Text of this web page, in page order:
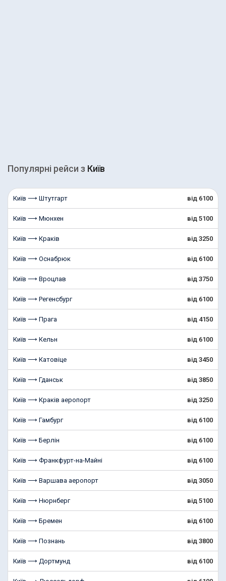
Популярні рейcи з Київ
Київ ⟶ Штутгарт від 6100
Київ ⟶ Мюнхен від 5100
Київ ⟶ Краків від 3250
Київ ⟶ Оснабрюк від 6100
Київ ⟶ Вроцлав від 3750
Київ ⟶ Регенсбург від 6100
Київ ⟶ Прага від 4150
Київ ⟶ Кельн від 6100
Київ ⟶ Катовіце від 3450
Київ ⟶ Гданськ від 3850
Київ ⟶ Краків аеропорт від 3250
Київ ⟶ Гамбург від 6100
Київ ⟶ Берлін від 6100
Київ ⟶ Франкфурт-на-Майні від 6100
Київ ⟶ Варшава аеропорт від 3050
Київ ⟶ Нюрнберг від 5100
Київ ⟶ Бремен від 6100
Київ ⟶ Познань від 3800
Київ ⟶ Дортмунд від 6100